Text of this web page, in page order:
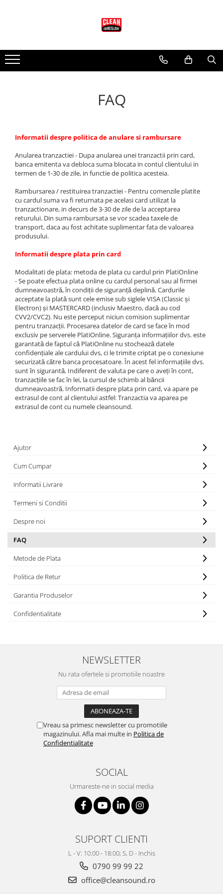
Audio EAW
Adaptive systems
MKD Series
NT Series
QX Series
RSX Series
SB Series
SBX Series
Accesorii Generale
Boxe
Accesorii pentru boxe
Boxe Active
Boxe Pasive
Line Array Active
Monitoare de scena
Subwoofere Active
Subwoofere Pasive
Cabluri si conectori
Accesorii pt. Cabluri
Adaptoare Audio
Cabluri Audio cu Conectori
Casti
Casti cu fir
Casti fara fir
Microfoane
Accesorii pentru Microfoane
Headset-uri si lavaliere
Microfoane de captura
Microfoane pentru instrumente
Seturi de microfoane
Mixere
Mixere analogice
Mixere digitale
Mixere pentru DJ
Stative pentru Boxe
Stative pentru Microfoane
Lumini Martin
Lumini Arhitecturale
Cabluri DMX cu Conectori
Conectori Lumini
Controllere lumini
Moving head-uri - Beam
Moving head-uri - Wash
Moving head-uri – Spot
Proiectoare Lumini
Ventilatoare
Accesorii Scena
Scena Modulara
FAQ
Informatii despre politica de anulare si rambursare
Anularea tranzactiei - Dupa anularea unei tranzactii prin card,
banca emitenta va debloca suma blocata in contul clientului in
termen de 1-30 de zile, in functie de politica acesteia.
Rambursarea / restituirea tranzactiei - Pentru comenzile platite
cu cardul suma va fi returnata pe acelasi card utilizat la
tranzactionare, in decurs de 3-30 de zile de la acceptarea
returului. Din suma rambursata se vor scadea taxele de
transport, daca au fost achitate suplimentar fata de valoarea
produsului.
Informatii despre plata prin card
Modalitati de plata: metoda de plata cu cardul prin PlatiOnline
- Se poate efectua plata online cu cardul personal sau al firmei
dumneavoastră, în condiții de siguranță deplină. Cardurile
acceptate la plată sunt cele emise sub siglele VISA (Classic și
Electron) și MASTERCARD (inclusiv Maestro, dacă au cod
CVV2/CVC2). Nu este perceput niciun comision suplimentar
pentru tranzacții. Procesarea datelor de card se face în mod
exclusiv pe serverele PlatiOnline. Siguranța informațiilor dvs. este
garantată de faptul că PlatiOnline nu stochează datele
confidențiale ale cardului dvs, ci le trimite criptat pe o conexiune
securizată către banca procesatoare. În acest fel informațiile dvs.
sunt în sigurantă. Indiferent de valuta pe care o aveți în cont,
tranzacțiile se fac în lei, la cursul de schimb al băncii
dumneavoastră. Informatii despre plata prin card, va apare pe
extrasul de cont al clientului astfel: Tranzactia va aparea pe
extrasul de cont cu numele cleansound.
Ajutor
Cum Cumpar
Informatii Livrare
Termeni si Conditii
Despre noi
FAQ
Metode de Plata
Politica de Retur
Garantia Produselor
Confidentialitate
NEWSLETTER
Nu rata ofertele si promotiile noastre
Vreau sa primesc newsletter cu promotiile
magazinului. Afla mai multe in Politica de
Confidentialitate
SOCIAL
Urmareste-ne in social media
SUPORT CLIENTI
L - V: 10:00 - 18:00; S, D - Inchis
0790 99 99 22
office@cleansound.ro